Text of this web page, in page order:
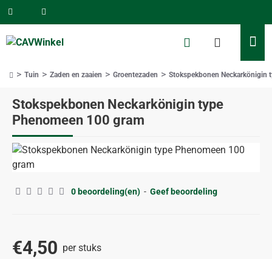
Stokspekbonen Neckarkönigin type
Phenomeen 100 gram
Tuin Zaden en zaaien Groentezaden Stokspekbonen Neckarkönigin
0 beoordeling(en) - Geef beoordeling
€4,50 per stuks